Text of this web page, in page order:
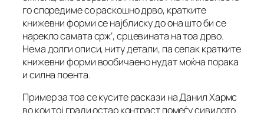
го споредиме со раскошно дрво, кратките
книжевни форми се најблиску до она што би се
нарекло самата срж’, срцевината на тоа дрво.
Нема долги описи, ниту детали, па сепак кратките
книжевни форми вообичаено нудат моќна порака
и силна поента.
Пример за тоа се кусите раскази на Данил Хармс
во кои тој гради остар контраст помеѓу сивилото